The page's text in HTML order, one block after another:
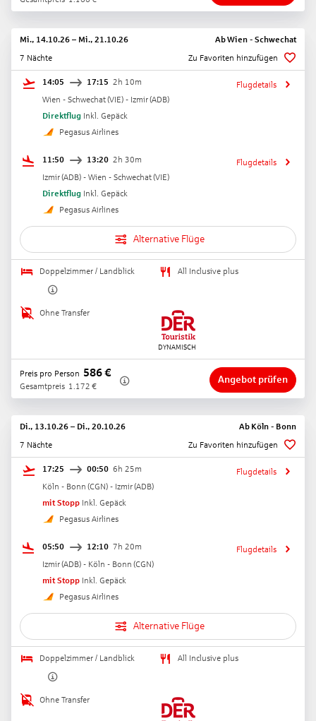
Mi., 14.10.26 – Mi., 21.10.26 AbWien - Schwechat
7 Nächte
Zu Favoriten hinzufügen
14:05 17:15 2h 10m
Wien - Schwechat(VIE) - Izmir(ADB)
Direktflug Inkl. Gepäck
Pegasus Airlines
Flugdetails
11:50 13:20 2h 30m
Izmir(ADB) - Wien - Schwechat(VIE)
Direktflug Inkl. Gepäck
Pegasus Airlines
Flugdetails
Alternative Flüge
Doppelzimmer / Landblick All Inclusive plus
Ohne Transfer
Preis pro Person 586€
Gesamtpreis 1.172 €
Angebot prüfen
Di., 13.10.26 – Di., 20.10.26 Ab Köln - Bonn
7 Nächte
Zu Favoriten hinzufügen
17:25 00:50 6h 25m
Köln - Bonn (CGN) - Izmir(ADB)
mit Stopp Inkl. Gepäck
Pegasus Airlines
Flugdetails
05:50 12:10 7h 20m
Izmir(ADB) - Köln - Bonn (CGN)
mit Stopp Inkl. Gepäck
Pegasus Airlines
Flugdetails
Alternative Flüge
Doppelzimmer / Landblick All Inclusive plus
Ohne Transfer